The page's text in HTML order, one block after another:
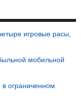
игровые расы,
мобильной
ограниченном